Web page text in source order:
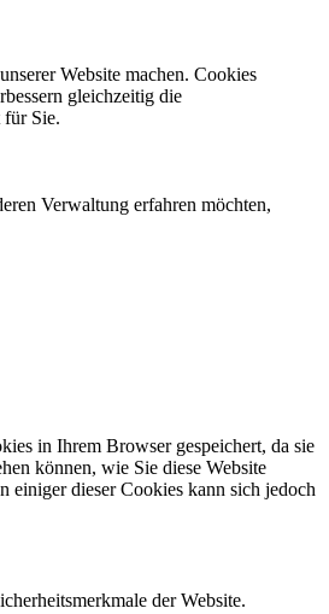
Website machen. Cookies
gleichzeitig die
für Sie.
Verwaltung erfahren möchten,
in Ihrem Browser gespeichert, da sie
können, wie Sie diese Website
einiger dieser Cookies kann sich jedoch
der Website.